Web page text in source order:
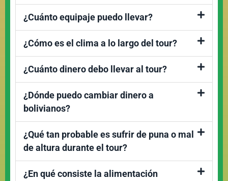
¿Cuánto equipaje puedo llevar?
¿Cómo es el clima a lo largo del tour?
¿Cuánto dinero debo llevar al tour?
¿Dónde puedo cambiar dinero a
bolivianos?
¿Qué tan probable es sufrir de puna o mal
de altura durante el tour?
¿En qué consiste la alimentación